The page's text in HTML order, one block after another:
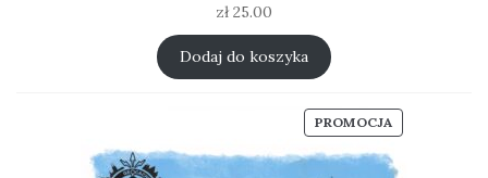
zł25.00
Dodaj do koszyka
PROMOCJAPRODUKT
W
PROMOCJI